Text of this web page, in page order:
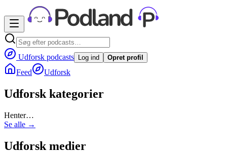
Udforsk podcasts Log ind Opret profil
Feed Udforsk
Udforsk kategorier
Henter…
Se alle →
Udforsk medier